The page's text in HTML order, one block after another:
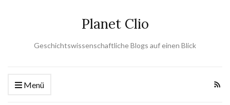
Planet Clio
Geschichtswissenschaftliche Blogs auf einen Blick
Menü